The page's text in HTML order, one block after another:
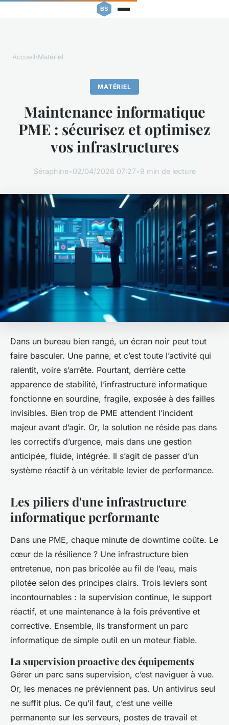
Accueil›Matériel
MATÉRIEL
Maintenance informatique
PME : sécurisez et optimisez
vos infrastructures
Séraphine•02/04/2026 07:27•9 min de lecture
Dans un bureau bien rangé, un écran noir peut tout
faire basculer. Une panne, et c’est toute l’activité qui
ralentit, voire s’arrête. Pourtant, derrière cette
apparence de stabilité, l’infrastructure informatique
fonctionne en sourdine, fragile, exposée à des failles
invisibles. Bien trop de PME attendent l’incident
majeur avant d’agir. Or, la solution ne réside pas dans
les correctifs d’urgence, mais dans une gestion
anticipée, fluide, intégrée. Il s’agit de passer d’un
système réactif à un véritable levier de performance.
Les piliers d'une infrastructure
informatique performante
Dans une PME, chaque minute de downtime coûte. Le
cœur de la résilience ? Une infrastructure bien
entretenue, non pas bricolée au fil de l’eau, mais
pilotée selon des principes clairs. Trois leviers sont
incontournables : la supervision continue, le support
réactif, et une maintenance à la fois préventive et
corrective. Ensemble, ils transforment un parc
informatique de simple outil en un moteur fiable.
La supervision proactive des équipements
Gérer un parc sans supervision, c’est naviguer à vue.
Or, les menaces ne préviennent pas. Un antivirus seul
ne suffit plus. Ce qu’il faut, c’est une veille
permanente sur les serveurs, postes de travail et